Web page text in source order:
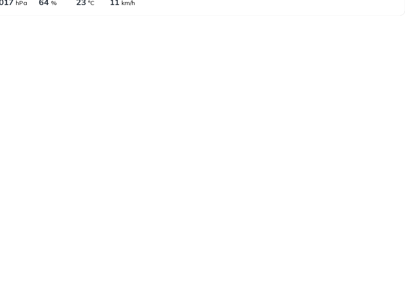
hPa % °C km/h